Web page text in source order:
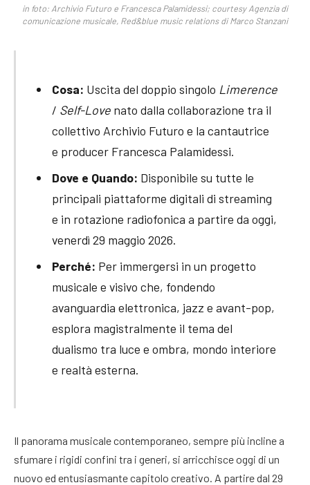
in foto: Archivio Futuro e Francesca Palamidessi; courtesy Agenzia di
comunicazione musicale, Red&blue music relations di Marco Stanzani
Cosa: Uscita del doppio singolo Limerence
/ Self-Lovenato dalla collaborazione tra il
collettivo Archivio Futuro e la cantautrice
e producer Francesca Palamidessi.
Dove e Quando: Disponibile su tutte le
principali piattaforme digitali di streaming
e in rotazione radiofonica a partire da oggi,
venerdì 29 maggio 2026.
Perché: Per immergersi in un progetto
musicale e visivo che, fondendo
avanguardia elettronica, jazz e avant-pop,
esplora magistralmente il tema del
dualismo tra luce e ombra, mondo interiore
e realtà esterna.
Il panorama musicale contemporaneo, sempre più incline a
sfumare i rigidi confini tra i generi, si arricchisce oggi di un
nuovo ed entusiasmante capitolo creativo. A partire dal 29